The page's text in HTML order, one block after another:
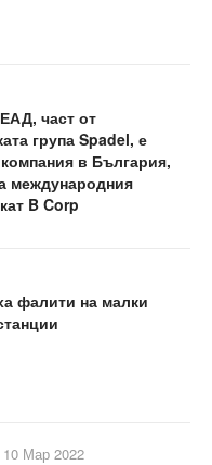
част от
група Spadel, е
в България,
международния
B Corp
фалити на малки
10 Мар 2022